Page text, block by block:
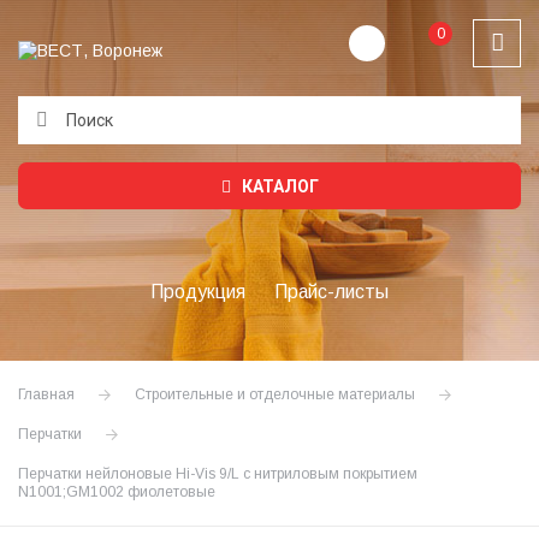
0
КАТАЛОГ
Продукция Прайс-листы
Главная Строительные и отделочные материалы
Перчатки
Перчатки нейлоновые Hi-Vis 9/L с нитриловым покрытием
N1001;GM1002 фиолетовые